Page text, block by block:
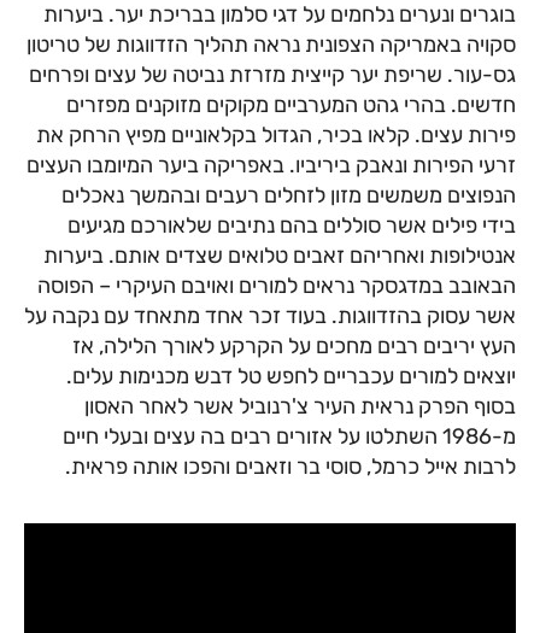
בוגרים ונערים נלחמים על דגי סלמון בבריכת יער. ביערות
סקויה באמריקה הצפונית נראה תהליך הזדווגות של טריטון
גס-עור. שריפת יער קייצית מזרזת נביטה של עצים ופרחים
חדשים. בהרי גהט המערביים מקוקים מזוקנים מפזרים
פירות עצים. קלאו בכיר, הגדול בקלאוניים מפיץ הרחק את
זרעי הפירות ונאבק ביריביו. באפריקה ביער המיומבו העצים
הנפוצים משמשים מזון לזחלים רעבים ובהמשך נאכלים
בידי פילים אשר סוללים בהם נתיבים שלאורכם מגיעים
אנטילופות ואחריהם זאבים טלואים שצדים אותם. ביערות
הבאובב במדגסקר נראים למורים ואויבם העיקרי – הפוסה
אשר עסוק בהזדווגות. בעוד זכר אחד מתאחד עם נקבה על
העץ יריבים רבים מחכים על הקרקע לאורך הלילה, אז
יוצאים למורים עכבריים לחפש טל דבש מכנימות עלים.
בסוף הפרק נראית העיר צ'רנוביל אשר לאחר האסון
מ-1986 השתלטו על אזורים רבים בה עצים ובעלי חיים
לרבות אייל כרמל, סוסי בר וזאבים והפכו אותה פראית.